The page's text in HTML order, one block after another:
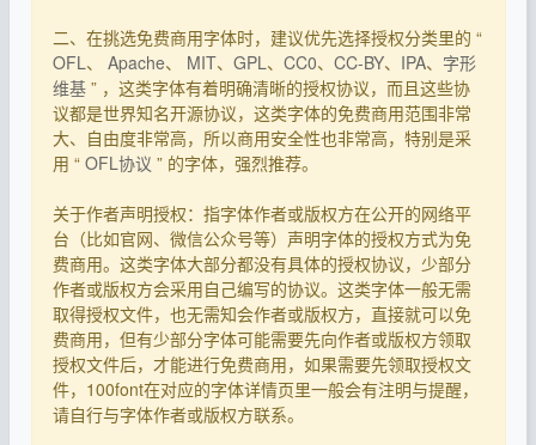
二、在挑选免费商用字体时，建议优先选择授权分类里的 “
OFL 、 Apache、 MIT、 GPL 、 CC0、 CC-BY、 IPA、 字形
维基 ” ，这类字体有着明确清晰的授权协议，而且这些协
议都是世界知名开源协议，这类字体的免费商用范围非常
大、自由度非常高，所以商用安全性也非常高，特别是采
用 “ OFL协议 ” 的字体，强烈推荐。
关于作者声明授权：指字体作者或版权方在公开的网络平
台（比如官网、微信公众号等）声明字体的授权方式为免
费商用。这类字体大部分都没有具体的授权协议，少部分
作者或版权方会采用自己编写的协议。这类字体一般无需
取得授权文件，也无需知会作者或版权方，直接就可以免
费商用，但有少部分字体可能需要先向作者或版权方领取
授权文件后，才能进行免费商用，如果需要先领取授权文
件，100font在对应的字体详情页里一般会有注明与提醒，
请自行与字体作者或版权方联系。